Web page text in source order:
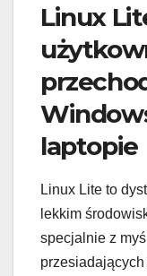
Linux
laptopie
Linux Lite to
lekkim
specjalnie z